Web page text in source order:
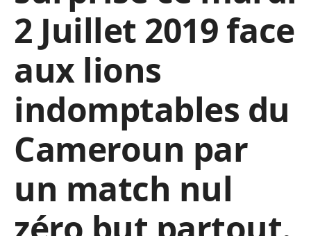
2 Juillet 2019 face
aux lions
indomptables du
Cameroun par
un match nul